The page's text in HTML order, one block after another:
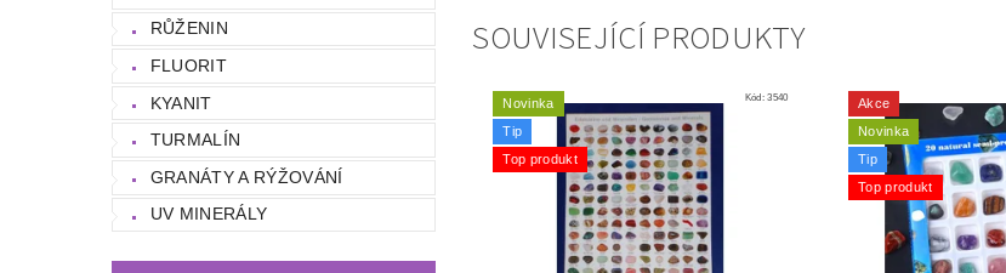
RŮŽENIN
FLUORIT
KYANIT
TURMALÍN
GRANÁTY A RÝŽOVÁNÍ
UV MINERÁLY
SOUVISEJÍCÍ PRODUKTY
Novinka
Tip
Top produkt
Kód:3540
Akce
Novinka
Tip
Top produkt